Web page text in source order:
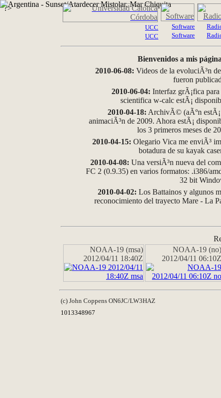
?>
UCC
UCC
Software
Software
Bienvenidos a mis
2010-06-08: Videos de la evoluciÃ³n
fueron
2010-06-04: Interfaz grÃ¡fica
scientifica w-calc estÃ¡
2010-04-18: ArchivÃ© (aÃºn
animaciÃ³n de 2009. Ahora estÃ¡
los 3 primeros meses de
2010-04-15: Olegario Vica me enviÃ³
botadura de su kayak
2010-04-08: Una versiÃ³n nueva del
FC 2 (0.9.35) en varios formatos: .i386/
32 bit
2010-04-02: Los Battainos y algunos
reconocimiento del trayecto Mare - La
NOAA-19 (msa)
2012/04/11 18:40Z
NOAA-19 (no)
2012/04/11 06:10Z
(c) John Coppens ON6JC/LW3HAZ
1013348967